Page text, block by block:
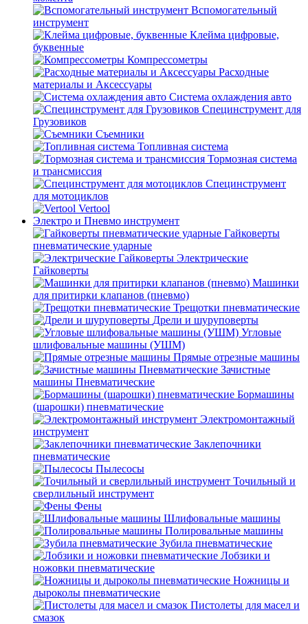
Вспомогательный
инструмент
Клейма цифровые,
буквенные
Компрессометры
Расходные
материалы и Аксессуары
Система охлаждения авто
Специнструмент для
Грузовиков
Съемники
Топливная система
Тормозная система
и трансмиссия
Специнструмент
для мотоциклов
Vertool
Электро и Пневмо инструмент
Гайковерты
пневматические ударные
Электрические
Гайковерты
Машинки
для притирки клапанов (пневмо)
Трещотки пневматические
Дрели и шуруповерты
Угловые
шлифовальные машины (УШМ)
Прямые отрезные машины
Зачистные
машины Пневматические
Бормашины
(шарошки) пневматические
Электромонтажный
инструмент
Заклепочники
пневматические
Пылесосы
Точильный и
сверлильный инструмент
Фены
Шлифовальные машины
Полировальные машины
Зубила пневматические
Лобзики и
ножовки пневматические
Ножницы и
дыроколы пневматические
Пистолеты для масел и
смазок